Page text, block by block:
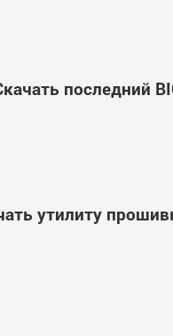
последний
утилиту